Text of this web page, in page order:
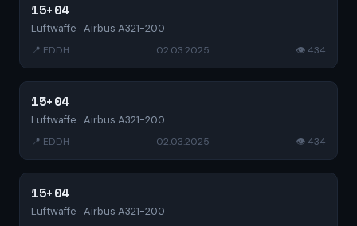
15+04
Luftwaffe · Airbus A321-200
📍 EDDH 02.03.2025 👁 434
15+04
Luftwaffe · Airbus A321-200
📍 EDDH 02.03.2025 👁 434
15+04
Luftwaffe · Airbus A321-200